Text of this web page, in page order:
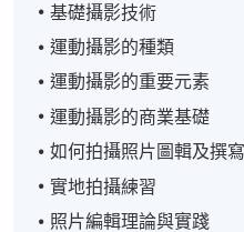
基礎攝影技術
運動攝影的種類
運動攝影的重要元素
運動攝影的商業基礎
如何拍攝照片圖輯及撰
實地拍攝練習
照片編輯理論與實踐